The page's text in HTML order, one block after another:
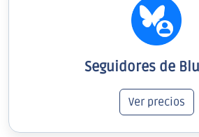
Seguidores de
Ver precios